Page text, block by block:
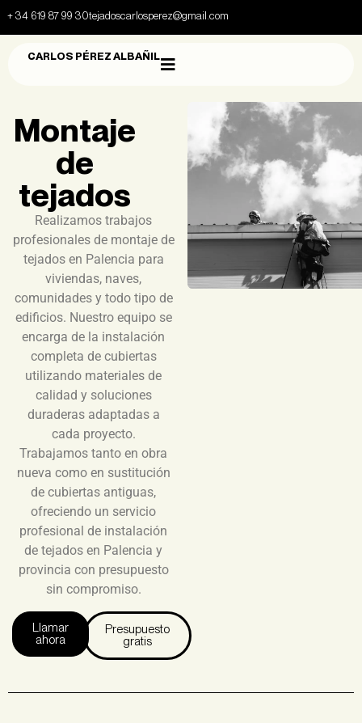
+ 34 619 87 99 30tejadoscarlosperez@gmail.com
CARLOS PÉREZ ALBAÑIL
Montaje
de
tejados
Realizamos trabajos
profesionales de montaje de
tejados en Palencia para
viviendas, naves,
comunidades y todo tipo de
edificios. Nuestro equipo se
encarga de la instalación
completa de cubiertas
utilizando materiales de
calidad y soluciones
duraderas adaptadas a
cada proyecto.
Trabajamos tanto en obra
nueva como en sustitución
de cubiertas antiguas,
ofreciendo un servicio
profesional de instalación
de tejados en Palencia y
provincia con presupuesto
sin compromiso.
Llamar
ahora
Presupuesto
gratis